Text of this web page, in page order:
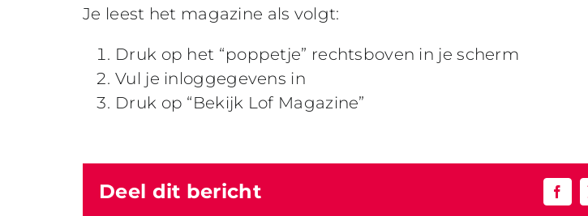
Je leest het magazine als volgt:
Druk op het “poppetje” rechtsboven in je scherm
Vul je inloggegevens in
Druk op “Bekijk Lof Magazine”
Deel dit bericht